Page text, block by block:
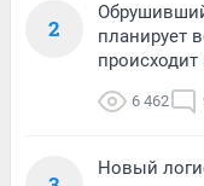
2
планирует
происходит
6 462
Новый